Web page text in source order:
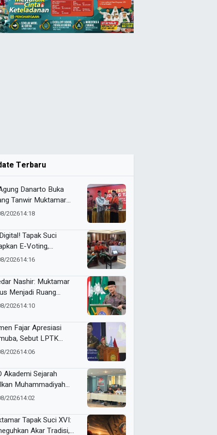
Terbaru
Danarto Buka
Tanwir Muktamar
Suci: “Tapak Suci
Dracin”
202614:18
Tapak Suci
E-Voting,
Formatur
202614:16
Nashir: Muktamar
Menjadi Ruang
Bukan
202614:10
Fajar Apresiasi
Sebut LPTK
Kemajuan
202614:06
Akademi Sejarah
Muhammadiyah
di PTMA
202614:02
Tapak Suci XVI:
Akar Tradisi,